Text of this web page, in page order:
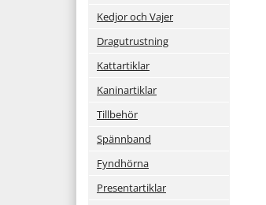
Kedjor och Vajer
Dragutrustning
Kattartiklar
Kaninartiklar
Tillbehör
Spännband
Fyndhörna
Presentartiklar